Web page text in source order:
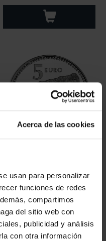
Acerca de las cookies
usan para personalizar
funciones de redes
compartimos
del sitio web con
publicidad y análisis
con otra información
73,00 €